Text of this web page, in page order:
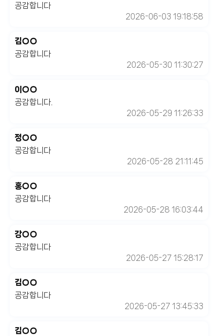
공감합니다
2026-06-03 19:18:58
김○○
공감합니다
2026-05-30 11:30:27
이○○
공감합니다.
2026-05-29 11:26:33
정○○
공감합니다
2026-05-28 21:11:45
홍○○
공감합니다
2026-05-28 16:03:44
강○○
공감합니다
2026-05-27 15:28:17
김○○
공감합니다
2026-05-27 13:45:33
김○○